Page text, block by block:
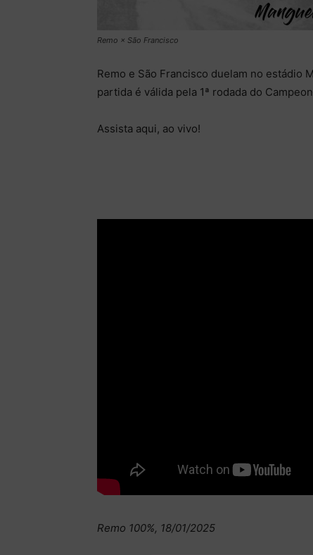
Remo × São Francisco
Remo e São Francisco duelam no estádio
partida é válida pela 1ª rodada do
Assista aqui, ao vivo!
Remo 100%, 18/01/2025